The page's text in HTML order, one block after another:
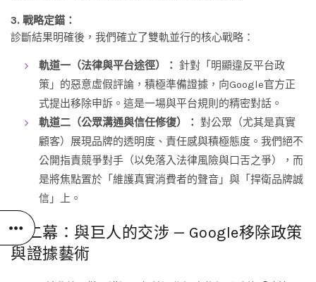
3. 戰略定錨：
診斷結果明確後，我們確立了雙軌並行的核心戰略：
軌道一（法律與平台途徑）： 針對「明顯違反平台政
策」的惡意虛假評論，積極準備證據，向Google官方正
式提出移除申訴。這是一場與平台規則的精密對話。
軌道二（公眾溝通與信任修復）： 對公眾（尤其是真實
顧客）展現品牌的透明度、責任感與積極態度。我們絕不
公開指責競爭對手（以免落入法律風險與口舌之爭），而
是將焦點置於「維護真實消費者的聲音」與「捍衛品牌誠
信」上。
第二幕：與巨人的交涉 — Google移除政策
與證據藝術